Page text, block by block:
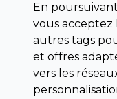
Para scolaire
Histoire
Pochoteque
Pleiade
En
vous acceptez
autres tags
et offres
vers les